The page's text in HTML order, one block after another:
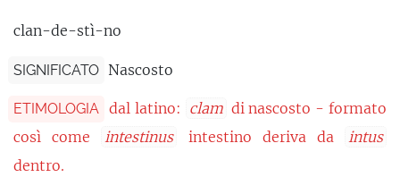
clan-de-stì-no
SIGNIFICATO Nascosto
ETIMOLOGIA dal latino: clam di nascosto - formato
così come
intestinus intestino deriva da
intus
dentro.